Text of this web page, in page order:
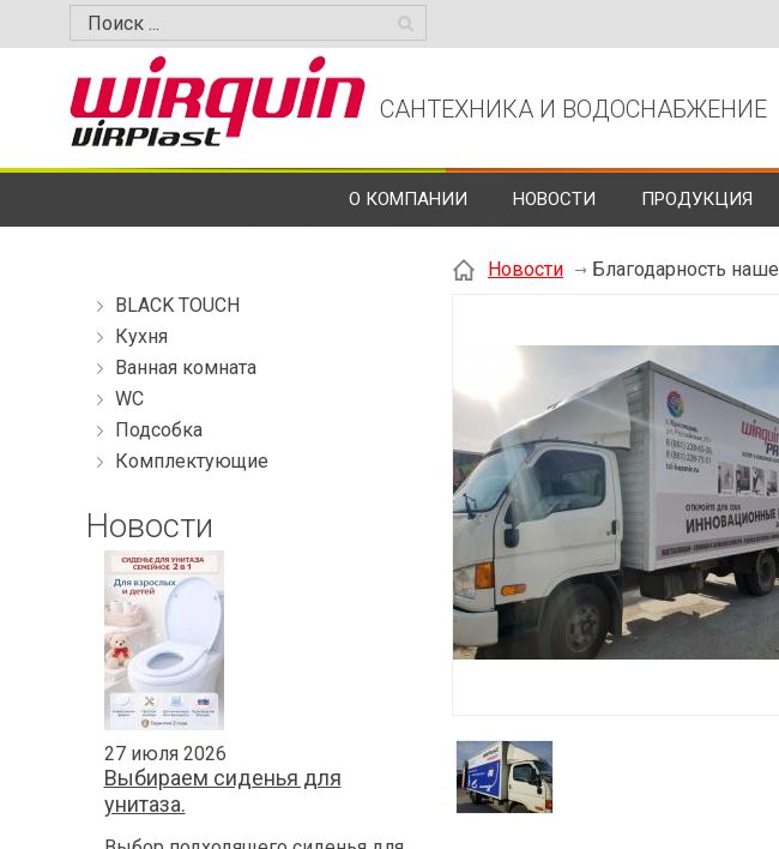
САНТЕХНИКА И ВОДОСНАБЖЕНИЕ
О КОМПАНИИ НОВОСТИ ПРОДУКЦИЯ
BLACK TOUCH
Кухня
Ванная комната
WC
Подсобка
Комплектующие
Новости
27 июля 2026
Выбираем сиденья для
унитаза.
Новости Благодарность